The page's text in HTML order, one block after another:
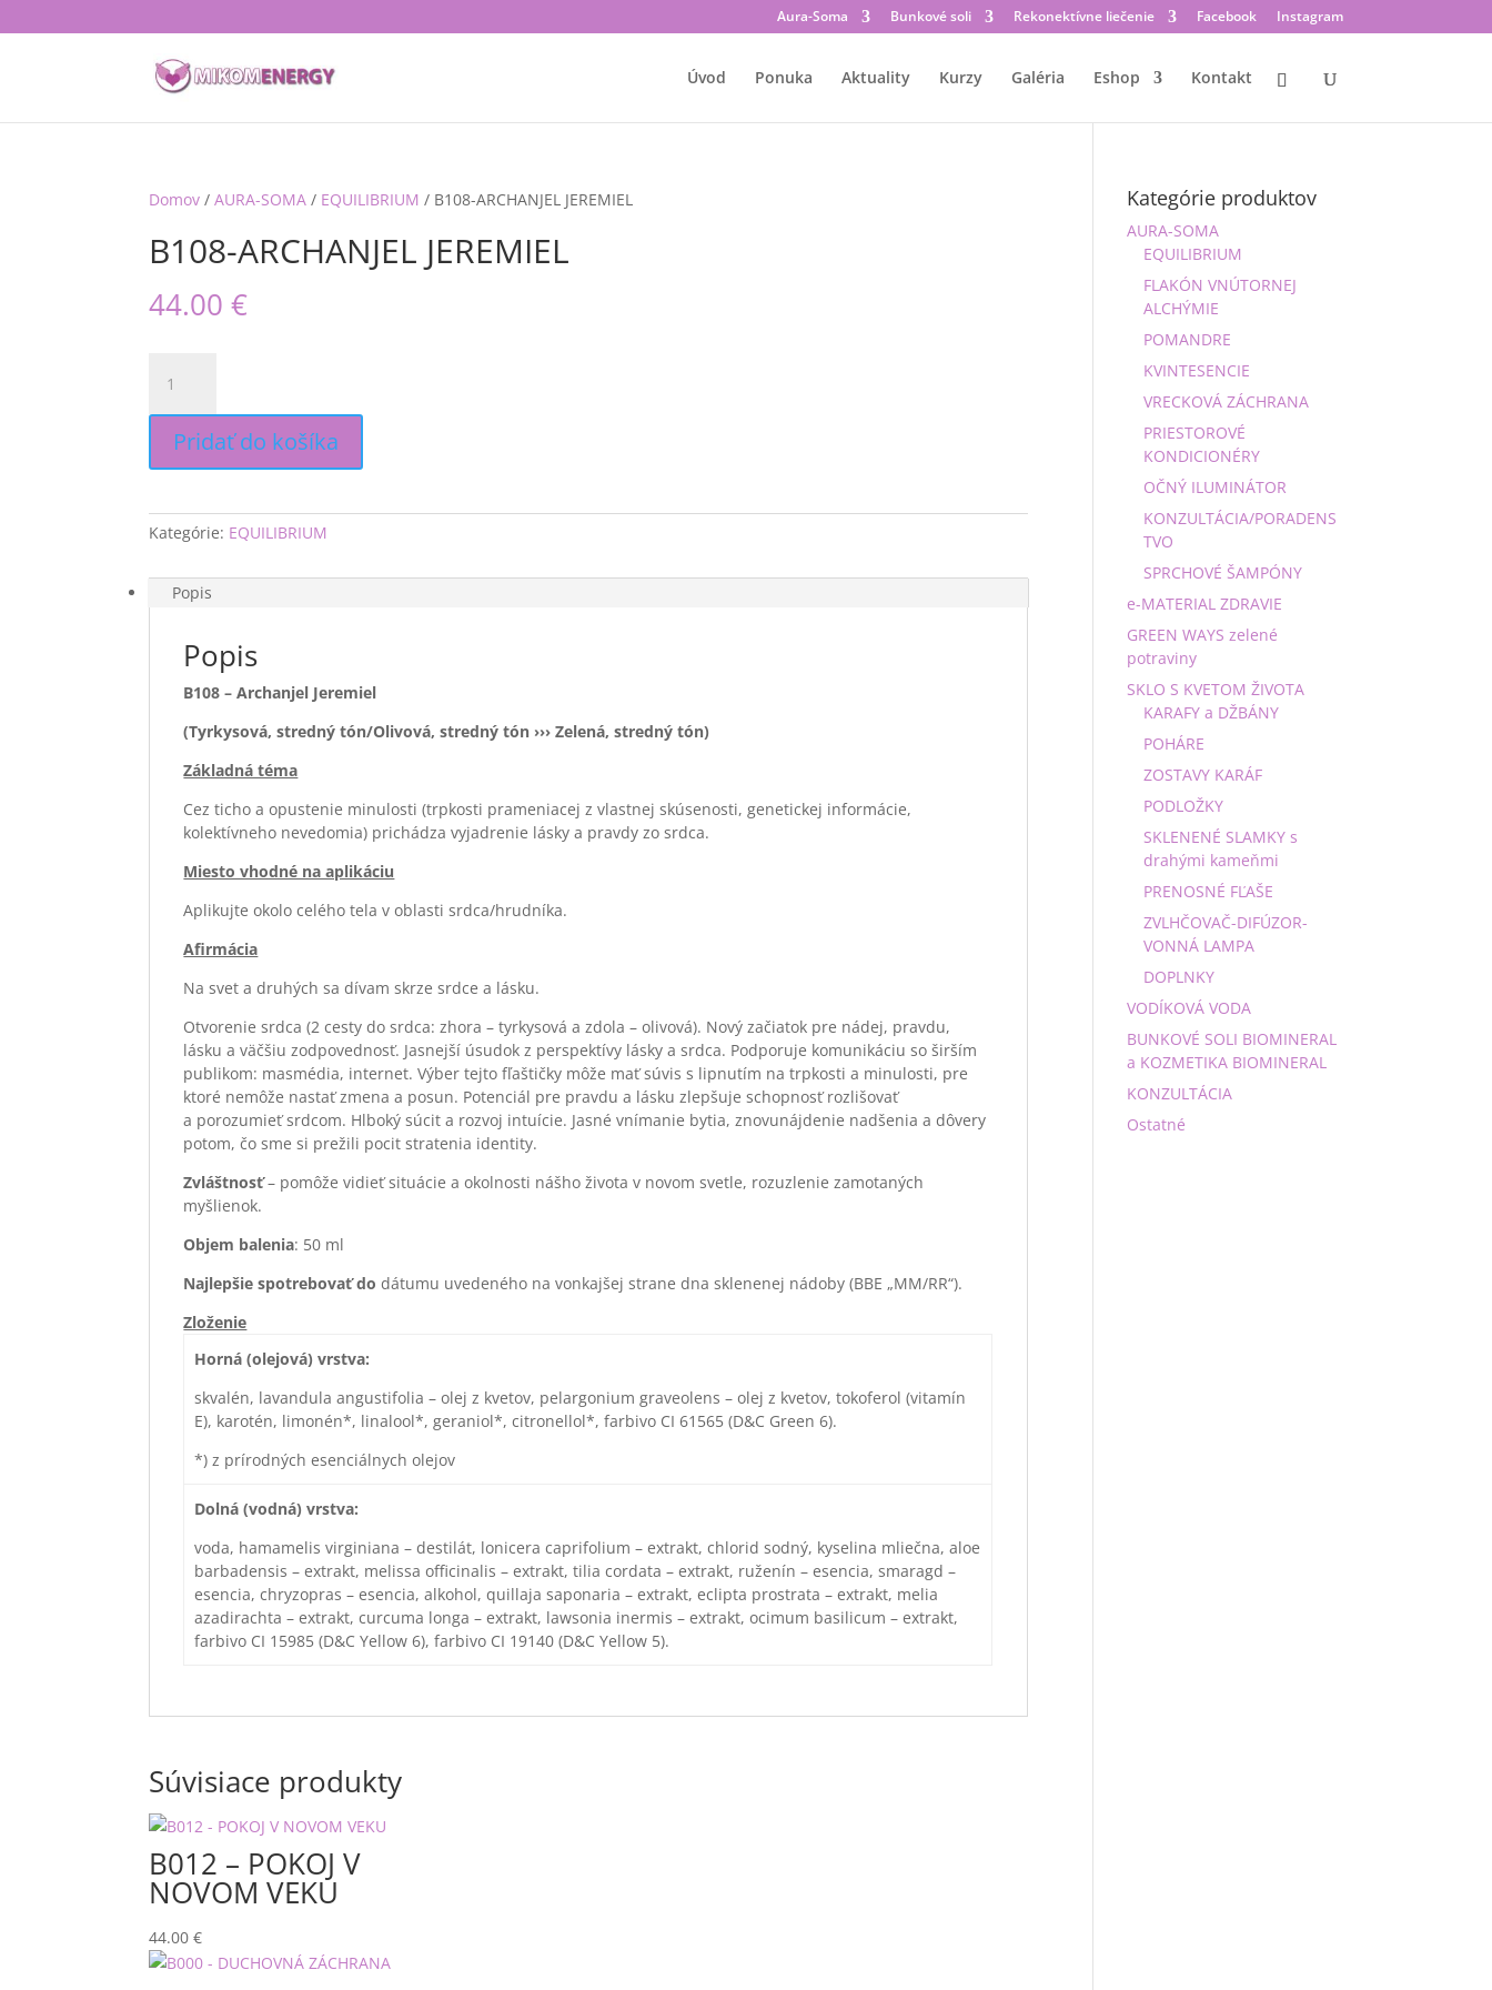
Aura-Soma Bunkové soli Rekonektívne liečenie Facebook Instagram
Úvod Ponuka Aktuality Kurzy Galéria Eshop Kontakt
Domov /AURA-SOMA / EQUILIBRIUM / B108-ARCHANJEL JEREMIEL
B108-ARCHANJEL JEREMIEL
44.00€
B108-
ARCHANJEL
JEREMIEL
Pridať do košíka
Kategórie: EQUILIBRIUM
Popis
Popis
B108 – Archanjel Jeremiel
(Tyrkysová, stredný tón/Olivová, stredný tón ››› Zelená, stredný tón)
Základná téma
Cez ticho a opustenie minulosti (trpkosti prameniacej z vlastnej skúsenosti, genetickej informácie,
kolektívneho nevedomia) prichádza vyjadrenie lásky a pravdy zo srdca.
Miesto vhodné na aplikáciu
Aplikujte okolo celého tela v oblasti srdca/hrudníka.
Afirmácia
Na svet a druhých sa dívam skrze srdce a lásku.
Otvorenie srdca (2 cesty do srdca: zhora – tyrkysová a zdola – olivová). Nový začiatok pre nádej, pravdu,
lásku a väčšiu zodpovednosť. Jasnejší úsudok z perspektívy lásky a srdca. Podporuje komunikáciu so širším
publikom: masmédia, internet. Výber tejto fľaštičky môže mať súvis s lipnutím na trpkosti a minulosti, pre
ktoré nemôže nastať zmena a posun. Potenciál pre pravdu a lásku zlepšuje schopnosť rozlišovať
a porozumieť srdcom. Hlboký súcit a rozvoj intuície. Jasné vnímanie bytia, znovunájdenie nadšenia a dôvery
potom, čo sme si prežili pocit stratenia identity.
Zvláštnosť– pomôže vidieť situácie a okolnosti nášho života v novom svetle, rozuzlenie zamotaných
myšlienok.
Objem balenia: 50 ml
Najlepšie spotrebovaťdodátumu uvedeného na vonkajšej strane dna sklenenej nádoby (BBE „MM/RR“).
Zloženie
Horná (olejová) vrstva:
skvalén, lavandula angustifolia – olej z kvetov, pelargonium graveolens – olej z kvetov, tokoferol (vitamín
E), karotén, limonén*, linalool*, geraniol*, citronellol*, farbivo CI 61565 (D&C Green 6).
*) z prírodných esenciálnych olejov
Dolná (vodná) vrstva:
voda, hamamelis virginiana – destilát, lonicera caprifolium – extrakt, chlorid sodný, kyselina mliečna, aloe
barbadensis – extrakt, melissa officinalis – extrakt, tilia cordata – extrakt, ruženín – esencia, smaragd –
esencia, chryzopras – esencia, alkohol, quillaja saponaria – extrakt, eclipta prostrata – extrakt, melia
azadirachta – extrakt, curcuma longa – extrakt, lawsonia inermis – extrakt, ocimum basilicum – extrakt,
farbivo CI 15985 (D&C Yellow 6), farbivo CI 19140 (D&C Yellow 5).
Súvisiace produkty
B012 – POKOJ V
NOVOM VEKU
44.00€
Kategórie produktov
AURA-SOMA
EQUILIBRIUM
FLAKÓN VNÚTORNEJ
ALCHÝMIE
POMANDRE
KVINTESENCIE
VRECKOVÁ ZÁCHRANA
PRIESTOROVÉ
KONDICIONÉRY
OČNÝ ILUMINÁTOR
KONZULTÁCIA/PORADENS
TVO
SPRCHOVÉ ŠAMPÓNY
e-MATERIAL ZDRAVIE
GREEN WAYS zelené
potraviny
SKLO S KVETOM ŽIVOTA
KARAFY a DŽBÁNY
POHÁRE
ZOSTAVY KARÁF
PODLOŽKY
SKLENENÉ SLAMKY s
drahými kameňmi
PRENOSNÉ FĽAŠE
ZVLHČOVAČ-DIFÚZOR-
VONNÁ LAMPA
DOPLNKY
VODÍKOVÁ VODA
BUNKOVÉ SOLI BIOMINERAL
a KOZMETIKA BIOMINERAL
KONZULTÁCIA
Ostatné